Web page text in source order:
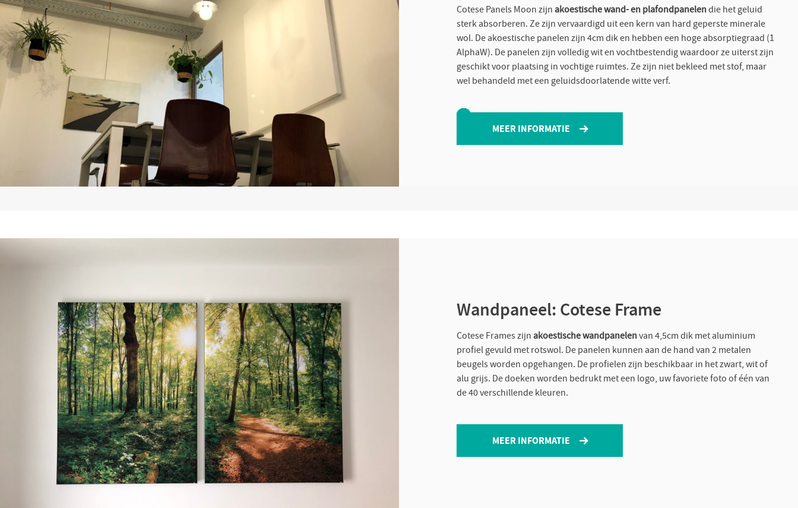
Cotese Panels Moon zijnakoestische wand- en plafondpanelendie het geluid
sterk absorberen. Ze zijn vervaardigd uit een kern van hard geperste minerale
wol. De akoestische panelen zijn 4cm dik en hebben een hoge absorptiegraad (1
AlphaW). De panelen zijn volledig wit en vochtbestendig waardoor ze uiterst zijn
geschikt voor plaatsing in vochtige ruimtes. Ze zijn niet bekleed met stof, maar
wel behandeld met een geluidsdoorlatende witte verf.
MEER INFORMATIE
Wandpaneel: Cotese Frame
Cotese Frames zijnakoestische wandpanelenvan 4,5cm dik met aluminium
profiel gevuld met rotswol. De panelen kunnen aan de hand van 2 metalen
beugels worden opgehangen. De profielen zijn beschikbaar in het zwart, wit of
alu grijs. De doeken worden bedrukt met een logo, uw favoriete foto of één van
de 40 verschillende kleuren.
MEER INFORMATIE